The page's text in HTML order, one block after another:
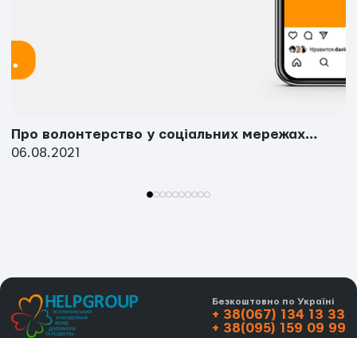
Про волонтерство у соціальних мережах…
06.08.2021
Безкоштовно по Україні
+ 38(067) 134 13 33
+ 38(095) 159 09 99